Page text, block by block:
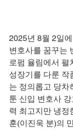
2025년 8월 2일
변호사를 꿈꾸는
로펌 율림에서 펼
성장기를 다룬 작
는 정의롭고 당차
툰 신입 변호사
력 최고지만 냉정
훈(이진욱 분)의